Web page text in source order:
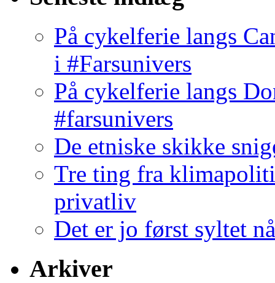
På cykelferie langs
i #Farsunivers
På cykelferie langs
#farsunivers
De etniske skikke
Tre ting fra
privatliv
Det er jo først syltet
Arkiver